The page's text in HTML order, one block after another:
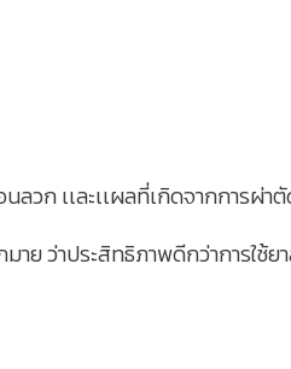
ลวก เเละเเผลที่เกิดจากการผ่า
ย ว่าประสิทธิภาพดีกว่าการใช้ย